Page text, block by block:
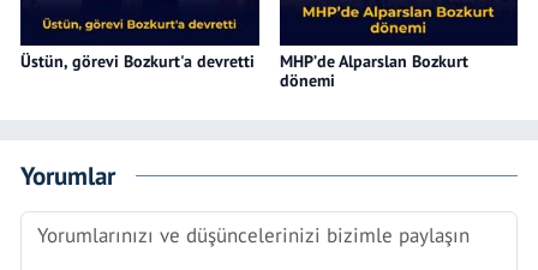
Üstün, görevi Bozkurt'a devretti
MHP’de Alparslan Bozkurt
dönemi
Yorumlar